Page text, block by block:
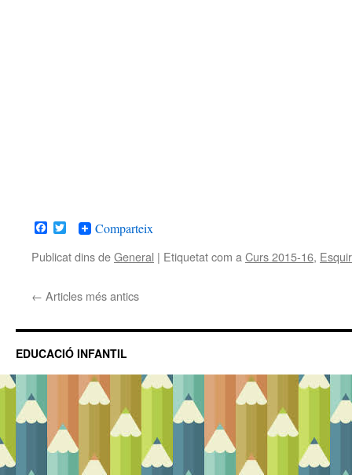
Facebook
TwitterComparteix
Publicat dins deGeneral | Etiquetat com a Curs 2015-16,
← Articles més antics
EDUCACIÓ INFANTIL